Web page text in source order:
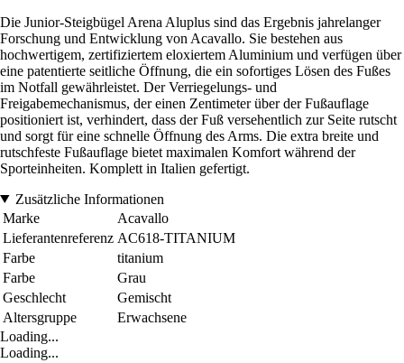
Die Junior-Steigbügel Arena Aluplus sind das Ergebnis jahrelanger
Forschung und Entwicklung von Acavallo. Sie bestehen aus
hochwertigem, zertifiziertem eloxiertem Aluminium und verfügen über
eine patentierte seitliche Öffnung, die ein sofortiges Lösen des Fußes
im Notfall gewährleistet. Der Verriegelungs- und
Freigabemechanismus, der einen Zentimeter über der Fußauflage
positioniert ist, verhindert, dass der Fuß versehentlich zur Seite rutscht
und sorgt für eine schnelle Öffnung des Arms. Die extra breite und
rutschfeste Fußauflage bietet maximalen Komfort während der
Sporteinheiten. Komplett in Italien gefertigt.
Zusätzliche Informationen
Marke
Acavallo
Lieferantenreferenz AC618-TITANIUM
Farbe
titanium
Farbe
Grau
Geschlecht
Gemischt
Altersgruppe
Erwachsene
Loading...
Loading...